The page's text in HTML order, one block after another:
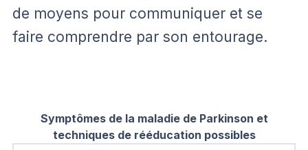
de moyens pour communiquer et se
faire comprendre par son entourage.
Symptômes de la maladie de Parkinson et
techniques de rééducation possibles